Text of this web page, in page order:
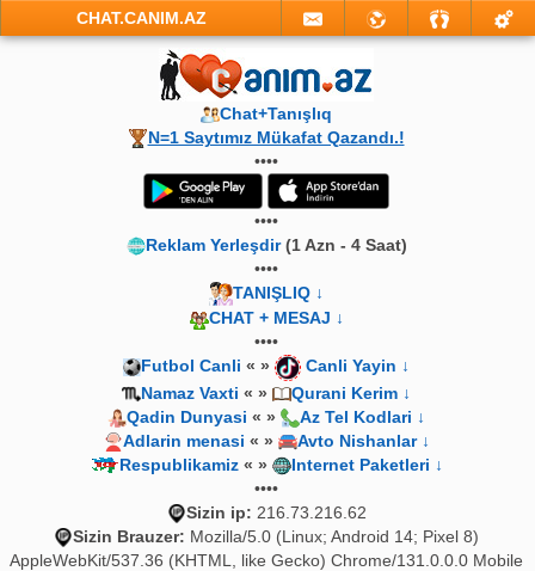
CHAT.CANIM.AZ
Chat+Tanışlıq
N=1 Saytımız Mükafat Qazandı.!
••••
••••
Reklam Yerleşdir(1 Azn - 4 Saat)
••••
TANIŞLIQ ↓
CHAT + MESAJ ↓
••••
Futbol Canli « »
Canli Yayin ↓
Namaz Vaxti « »
Qurani Kerim ↓
Qadin Dunyasi « »
Az Tel Kodlari ↓
Adlarin menasi « »
Avto Nishanlar ↓
Respublikamiz« »
Internet Paketleri ↓
••••
Sizin ip: 216.73.216.62
Sizin Brauzer: Mozilla/5.0 (Linux; Android 14; Pixel 8)
AppleWebKit/537.36 (KHTML, like Gecko) Chrome/131.0.0.0 Mobile